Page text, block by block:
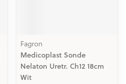
Fagron
Medicoplast Sonde
Nelaton Uretr. Ch12 18cm
Wit